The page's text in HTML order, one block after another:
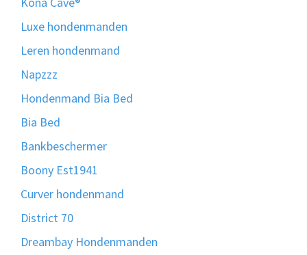
Luxe hondenmanden
Leren hondenmand
Napzzz
Hondenmand Bia Bed
Bia Bed
Bankbeschermer
Boony Est1941
Curver hondenmand
District 70
Dreambay Hondenmanden